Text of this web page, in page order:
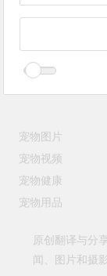
宠物图片
宠物视频
宠物健康
宠物用品
原创翻译与分
闻、图片和摄